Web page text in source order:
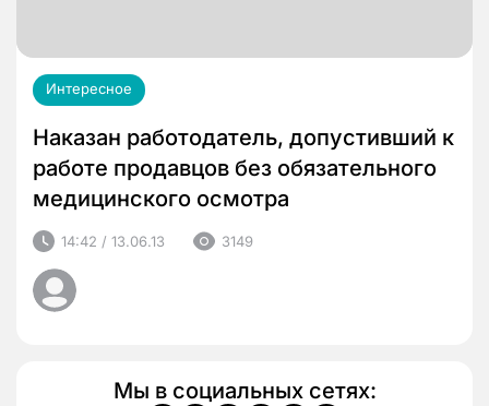
Интересное
Наказан работодатель, допустивший к
работе продавцов без обязательного
медицинского осмотра
14:42 / 13.06.13 3149
Мы в социальных сетях: